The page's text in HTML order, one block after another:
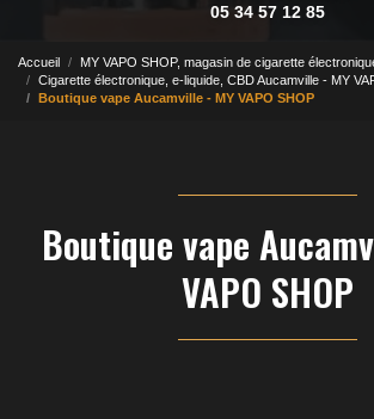
05 34 57 12 85
Accueil
MY VAPO SHOP, magasin de cigarette
Cigarette électronique, e-liquide, CBD Aucamville - MY
Boutique vape Aucamville - MY VAPO SHOP
Boutique vape
VAPO SHOP